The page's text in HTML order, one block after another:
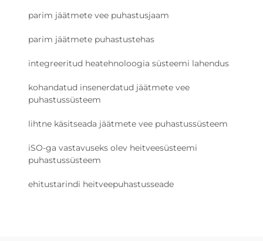
parim jäätmete vee puhastusjaam
parim jäätmete puhastustehas
integreeritud heatehnoloogia süsteemi lahendus
kohandatud insenerdatud jäätmete vee
puhastussüsteem
lihtne käsitseada jäätmete vee puhastussüsteem
iSO-ga vastavuseks olev heitveesüsteemi
puhastussüsteem
ehitustarindi heitveepuhastusseade